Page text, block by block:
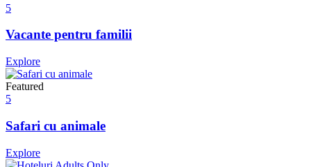
5
Vacante pentru familii
Explore
Featured
5
Safari cu animale
Explore